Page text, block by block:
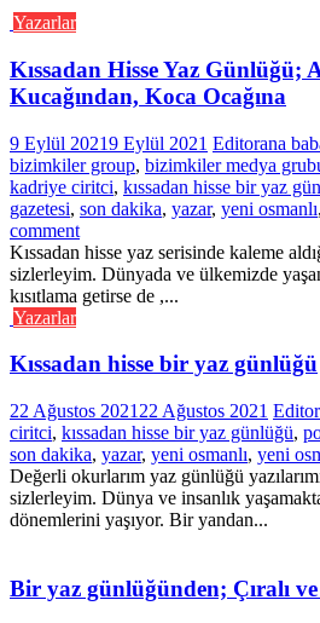
Yazarlar
Kıssadan Hisse Yaz Günlüğü;
Kucağından, Koca Ocağına
9 Eylül 20219 Eylül 2021 Editorana
bizimkiler group, bizimkiler medya
kadriye ciritci, kıssadan hisse bir yaz
gazetesi, son dakika, yazar, yeni osmanlı,
comment
Kıssadan hisse yaz serisinde kaleme
sizlerleyim. Dünyada ve ülkemizde
kısıtlama getirse de ,...
Yazarlar
Kıssadan hisse bir yaz günlüğü
22 Ağustos 2021 22 Ağustos 2021 Editor
ciritci, kıssadan hisse bir yaz günlüğü,
son dakika, yazar, yeni osmanlı, yeni
Değerli okurlarım yaz günlüğü
sizlerleyim. Dünya ve insanlık
dönemlerini yaşıyor. Bir yandan...
Bir yaz günlüğünden; Çıralı ve